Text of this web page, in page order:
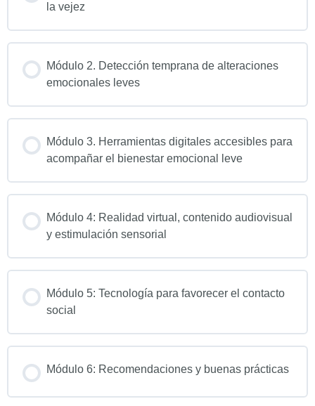
la vejez
Módulo 2. Detección temprana de alteraciones
emocionales leves
Módulo 3. Herramientas digitales accesibles para
acompañar el bienestar emocional leve
Módulo 4: Realidad virtual, contenido audiovisual
y estimulación sensorial
Módulo 5: Tecnología para favorecer el contacto
social
Módulo 6: Recomendaciones y buenas prácticas